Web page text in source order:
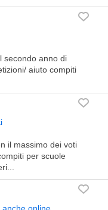
secondo anno di
aiuto compiti
il massimo dei voti
per scuole